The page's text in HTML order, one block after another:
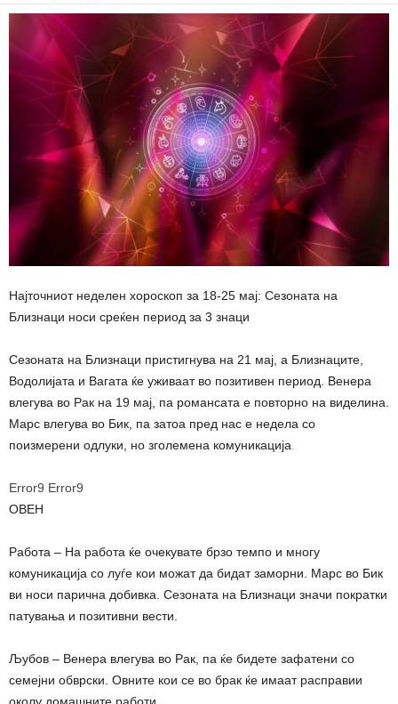
Најточниот неделен хороскоп за 18-25 мај: Сезоната на
Близнаци носи среќен период за 3 знаци
Сезоната на Близнаци пристигнува на 21 мај, а Близнаците,
Водолијата и Вагата ќе уживаат во позитивен период. Венера
влегува во Рак на 19 мај, па романсата е повторно на виделина.
Марс влегува во Бик, па затоа пред нас е недела со
поизмерени одлуки, но зголемена комуникација.
Error9 Error9
ОВЕН
Работа – На работа ќе очекувате брзо темпо и многу
комуникација со луѓе кои можат да бидат заморни. Марс во Бик
ви носи парична добивка. Сезоната на Близнаци значи пократки
патувања и позитивни вести.
Љубов – Венера влегува во Рак, па ќе бидете зафатени со
семејни обврски. Овните кои се во брак ќе имаат расправии